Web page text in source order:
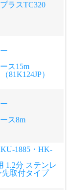
ラスTC320
ス15m
81K124JP）
ス8m
1885・HK-
1.2分 ステンレ
先取付タイプ